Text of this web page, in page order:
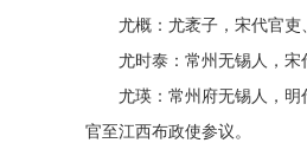
尤概：尤袤子，宋代官吏、
尤时泰：常州无锡人，宋代
尤瑛：常州府无锡人，明代
官至江西布政使参议。